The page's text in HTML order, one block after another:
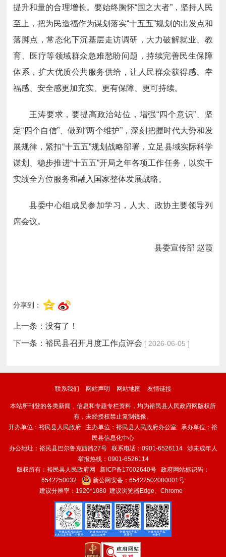
提升和量的合理增长。要始终胸怀“国之大者”，坚持人民
至上，把为民造福作为谋划落实“十五五”规划的出发点和
落脚点，常态化下沉基层走访调研，大力破解就业、教
育、医疗等领域群众急难愁盼问题，持续完善民生保障
体系，扩大优质公共服务供给，让 人民群众获得感、幸
福感、安全感更加充实、更有保障、更可持续。
王涛要求，要提高政治站位，增强“四个意识”、坚
定“四个自信”、做到“两个维护”，深刻把握时代大势和发
展规律，紧扣“十五五”规划战略部署，立足县域实际科学
谋划、稳步推进“十五五”开局之年各项工作任务，以实干
实绩全方位服务和融入国家整体发展战略。
县委中心组成员参加学习，人大、政协主要领导列
席会议。
县委宣传部 赵霞
分享到：
上一条：没有了！
下一条：裕民县召开月度工作点评会 [ 2026-06-05 ]
联系我们 网站声明 网站地图 友情链接
本站所刊登的各类新闻﹑信息和专题专栏资料，均为裕民县人民政府网版权所
有，未经授权禁止复制镜像。
开办单位：裕民县人民政府 主办单位：裕民县人民政府办公室 承办单位：裕
民县信息化中心
办公地址：裕民县巴尔鲁克西路27号 联系电话：0901-6526114 涉未成年人
举报热线：0901-6526114
版权所有：裕民县人民政府网 新ICP备17002640号 政府网站标识码：
6542250032
新公网安备： 65422502000001号
建议分辨率：1920*1080 建议浏览器Edge、Chrome